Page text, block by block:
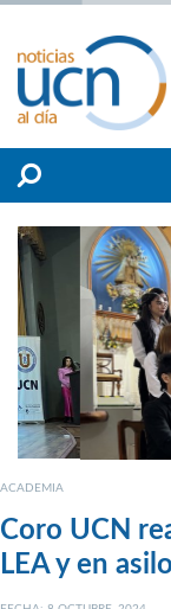
ACADEMIA
Coro UCN
LEA y en